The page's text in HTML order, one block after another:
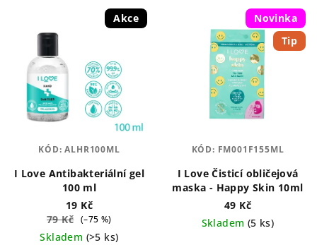
d
u
Akce
I Love Antibakteriální gel
100 ml
19 Kč
79 Kč (–75 %)
Skladem (>5 ks)
KÓD:ALHR100ML
Novinka
Tip
I Love Čisticí obličejová
maska - Happy Skin 10ml
49 Kč
Skladem (5 ks)
KÓD: FM001F155ML